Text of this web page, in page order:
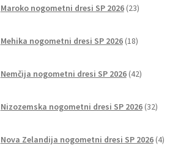
Maroko nogometni dresi SP 2026 23izdelkov
Mehika nogometni dresi SP 2026 18izdelkov
Nemčija nogometni dresi SP 2026 42izdelkov
Nizozemska nogometni dresi SP 2026 32izdelkov
Nova Zelandija nogometni dresi SP 2026 4izdelki